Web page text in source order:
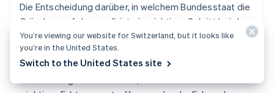
Die Entscheidung darüber, in welchem Bundesstaat die
Gründung erfolgen soll, ist ein wichtiger Schritt bei der
Unternehmensgründung. Ihre Wahl sollte basierend auf
einer umfassenden Bewertung der geschäftlichen
Anforderungen, der zukünftigen Wachstumspläne, der
You’re viewing our website for Switzerland, but it looks like
you’re in the United States.
Switch to the United States site